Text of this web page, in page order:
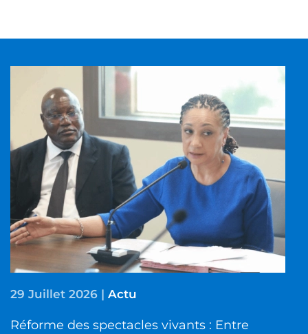
29 Juillet 2026 | Actu
Réforme des spectacles vivants : Entre